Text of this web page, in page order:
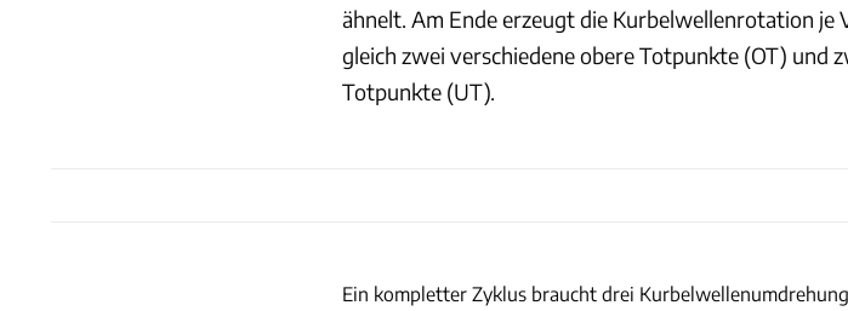
ähnelt. Am Ende erzeugt die Kurbelwellenrotation je
gleich zwei verschiedene obere Totpunkte (OT) und
Totpunkte (UT).
Ein kompletter Zyklus braucht drei